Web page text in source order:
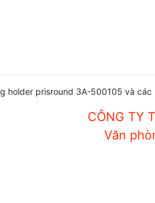
holder prisround 3A-500105 và
CÔNG TY
Văn